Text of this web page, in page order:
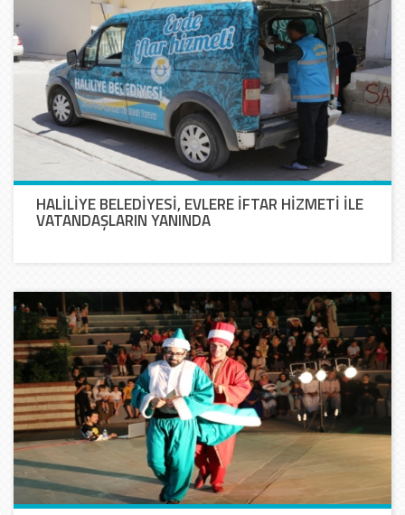
HALİLİYE BELEDİYESİ, EVLERE İFTAR HİZMETİ İLE
VATANDAŞLARIN YANINDA